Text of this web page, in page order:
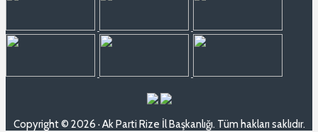
Copyright © 2026 · Ak Parti Rize İl Başkanlığı. Tüm hakları saklıdır.